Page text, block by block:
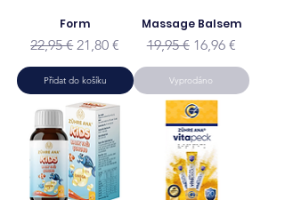
Form
Běžná cena
22,95 € Zvýhodněná cena
21,80 €
Přidat do košíku
Massage Balsem
Běžná cena
19,95 € Zvýhodněná
16,96 €
Vyprodáno